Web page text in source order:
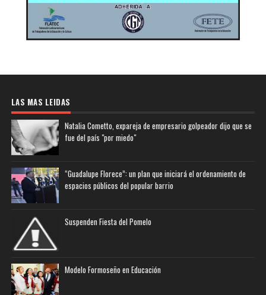
LAS MAS LEIDAS
Natalia Cometto, expareja de empresario golpeador dijo que se
fue del país "por miedo"
“Guadalupe Florece”: un plan que iniciará el ordenamiento de
espacios públicos del popular barrio
Suspenden Fiesta del Pomelo
Modelo Formoseño en Educación